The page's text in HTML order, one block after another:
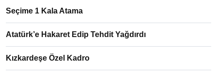
Seçime 1 Kala Atama
Atatürk’e Hakaret Edip Tehdit Yağdırdı
Kızkardeşe Özel Kadro